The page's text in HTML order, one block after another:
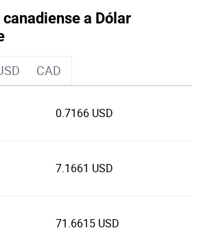
a Dólar
CAD
0.7166 USD
7.1661 USD
71.6615 USD